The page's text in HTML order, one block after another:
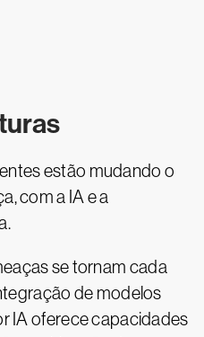
estão mudando o
com a IA e a
se tornam cada
de modelos
IA oferece capacidades